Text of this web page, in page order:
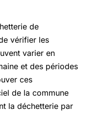
de
vérifier les
varier en
et des périodes
ces
de la commune
la déchetterie par